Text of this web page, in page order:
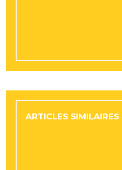
ARTICLES SIMILAIRES